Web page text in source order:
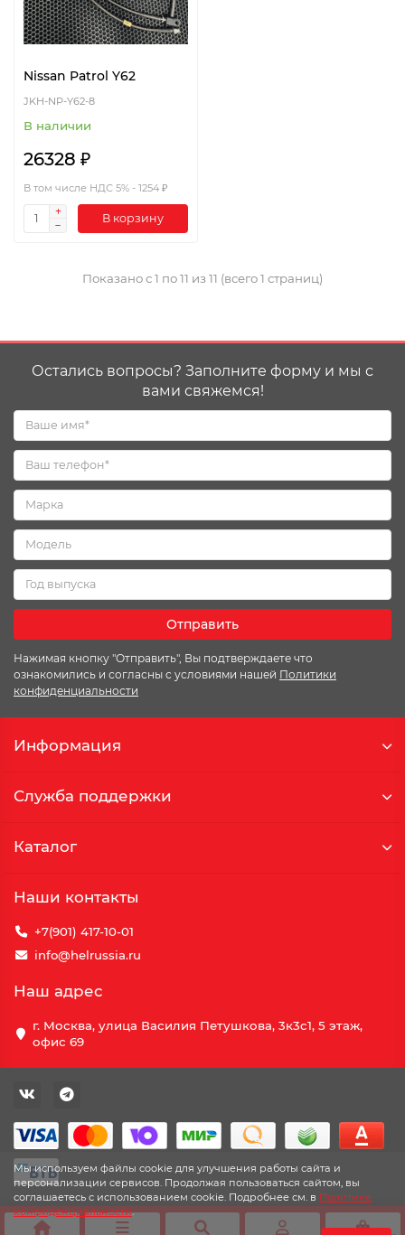
Nissan Patrol Y62
JKH-NP-Y62-8
В наличии
26328 ₽
В том числе НДС 5% - 1254 ₽
В корзину
Показано с 1 по 11 из 11 (всего 1 страниц)
Мы используем файлы cookie для улучшения работы сайта и
персонализации сервисов. Продолжая пользоваться сайтом, вы
соглашаетесь с использованием cookie. Подробнее см. в Политике
конфиденциальности.
Остались вопросы? Заполните форму и мы с
вами свяжемся!
Отправить
Нажимая кнопку "Отправить", Вы подтверждаете что
ознакомились и согласны с условиями нашей Политики
конфиденциальности
Информация
Служба поддержки
Каталог
Наши контакты
+7(901) 417-10-01
info@helrussia.ru
Наш адрес
г. Москва, улица Василия Петушкова, 3к3c1, 5 этаж,
офис 69